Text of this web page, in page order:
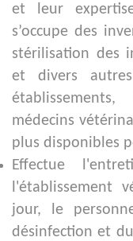
et leur
s’occupe des
stérilisation des
et divers
médecins
plus disponibles
Effectue
l'établissement
jour, le
désinfection et